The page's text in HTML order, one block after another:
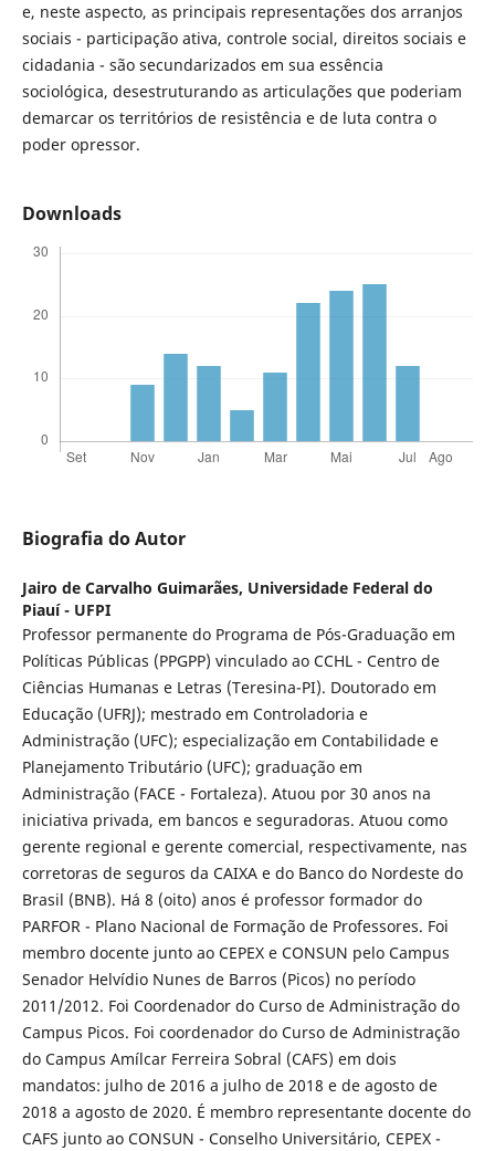
e, neste aspecto, as principais representações dos arranjos
sociais - participação ativa, controle social, direitos sociais e
cidadania - são secundarizados em sua essência
sociológica, desestruturando as articulações que poderiam
demarcar os territórios de resistência e de luta contra o
poder opressor.
Downloads
Biografia do Autor
Jairo de Carvalho Guimarães, Universidade Federal do
Piauí - UFPI
Professor permanente do Programa de Pós-Graduação em
Políticas Públicas (PPGPP) vinculado ao CCHL - Centro de
Ciências Humanas e Letras (Teresina-PI). Doutorado em
Educação (UFRJ); mestrado em Controladoria e
Administração (UFC); especialização em Contabilidade e
Planejamento Tributário (UFC); graduação em
Administração (FACE - Fortaleza). Atuou por 30 anos na
iniciativa privada, em bancos e seguradoras. Atuou como
gerente regional e gerente comercial, respectivamente, nas
corretoras de seguros da CAIXA e do Banco do Nordeste do
Brasil (BNB). Há 8 (oito) anos é professor formador do
PARFOR - Plano Nacional de Formação de Professores. Foi
membro docente junto ao CEPEX e CONSUN pelo Campus
Senador Helvídio Nunes de Barros (Picos) no período
2011/2012. Foi Coordenador do Curso de Administração do
Campus Picos. Foi coordenador do Curso de Administração
do Campus Amílcar Ferreira Sobral (CAFS) em dois
mandatos: julho de 2016 a julho de 2018 e de agosto de
2018 a agosto de 2020. É membro representante docente do
CAFS junto ao CONSUN - Conselho Universitário, CEPEX -